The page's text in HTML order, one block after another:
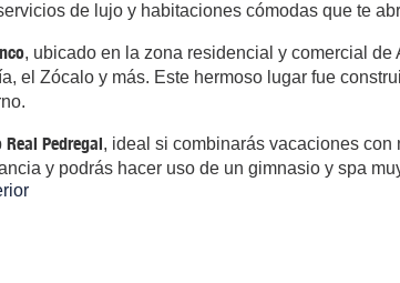
de lujo y habitaciones cómodas que te
, ubicado en la zona residencial y comercial
el Zócalo y más. Este hermoso lugar fue
Real Pedregal, ideal si combinarás vacaciones
y podrás hacer uso de un gimnasio y spa